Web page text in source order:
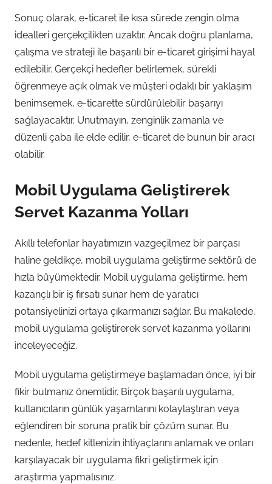
Sonuç olarak, e-ticaret ile kısa sürede zengin olma
idealleri gerçekçilikten uzaktır. Ancak doğru planlama,
çalışma ve strateji ile başarılı bir e-ticaret girişimi hayal
edilebilir. Gerçekçi hedefler belirlemek, sürekli
öğrenmeye açık olmak ve müşteri odaklı bir yaklaşım
benimsemek, e-ticarette sürdürülebilir başarıyı
sağlayacaktır. Unutmayın, zenginlik zamanla ve
düzenli çaba ile elde edilir, e-ticaret de bunun bir aracı
olabilir.
Mobil Uygulama Geliştirerek
Servet Kazanma Yolları
Akıllı telefonlar hayatımızın vazgeçilmez bir parçası
haline geldikçe, mobil uygulama geliştirme sektörü de
hızla büyümektedir. Mobil uygulama geliştirme, hem
kazançlı bir iş fırsatı sunar hem de yaratıcı
potansiyelinizi ortaya çıkarmanızı sağlar. Bu makalede,
mobil uygulama geliştirerek servet kazanma yollarını
inceleyeceğiz.
Mobil uygulama geliştirmeye başlamadan önce, iyi bir
fikir bulmanız önemlidir. Birçok başarılı uygulama,
kullanıcıların günlük yaşamlarını kolaylaştıran veya
eğlendiren bir soruna pratik bir çözüm sunar. Bu
nedenle, hedef kitlenizin ihtiyaçlarını anlamak ve onları
karşılayacak bir uygulama fikri geliştirmek için
araştırma yapmalısınız.